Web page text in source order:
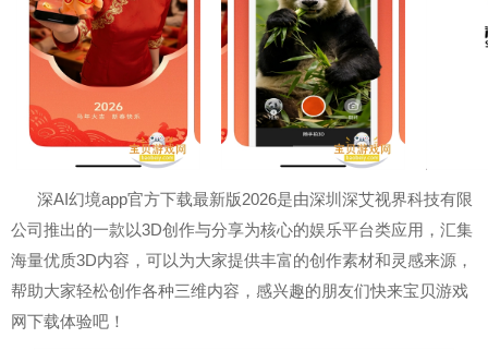
深AI幻境app官方下载最新版2026是由深圳深艾视界科技有限
公司推出的一款以3D创作与分享为核心的娱乐平台类应用，汇集
海量优质3D内容，可以为大家提供丰富的创作素材和灵感来源，
帮助大家轻松创作各种三维内容，感兴趣的朋友们快来宝贝游戏
网下载体验吧！